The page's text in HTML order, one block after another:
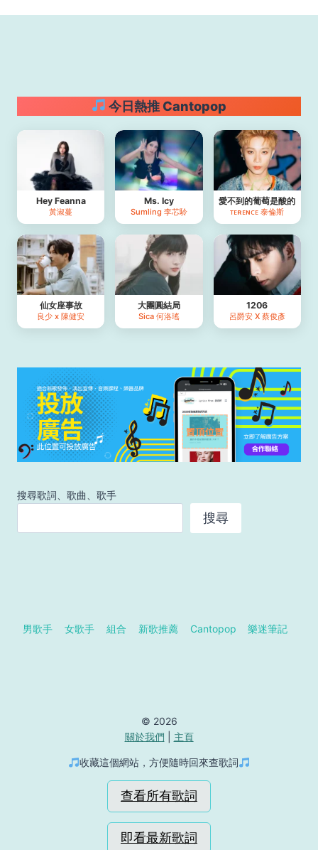
今日熱推 Cantopop
Hey Feanna
黃淑蔓
Ms. Icy
Sumling 李芯駖
愛不到的葡萄是酸的
ᴛᴇʀᴇɴᴄᴇ 泰倫斯
仙女座事故
良少 x 陳健安
大團圓結局
Sica 何洛瑤
1206
呂爵安 X 蔡俊彥
搜尋歌詞、歌曲、歌手
搜尋
男歌手 女歌手 組合 新歌推薦 Cantopop 樂迷筆記
© 2026
關於我們
主頁
收藏這個網站，方便隨時回來查歌詞
查看所有歌詞
即看最新歌詞